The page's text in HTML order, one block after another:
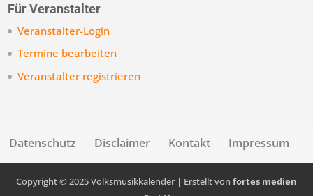
Für Veranstalter
Veranstalter-Login
Termine bearbeiten
Veranstalter registrieren
Datenschutz Disclaimer Kontakt Impressum
Copyright © 2025 Volksmusikkalender | Erstellt von fortes medien